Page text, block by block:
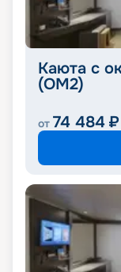
Каюта с
(OM2)
от 74 484 ₽